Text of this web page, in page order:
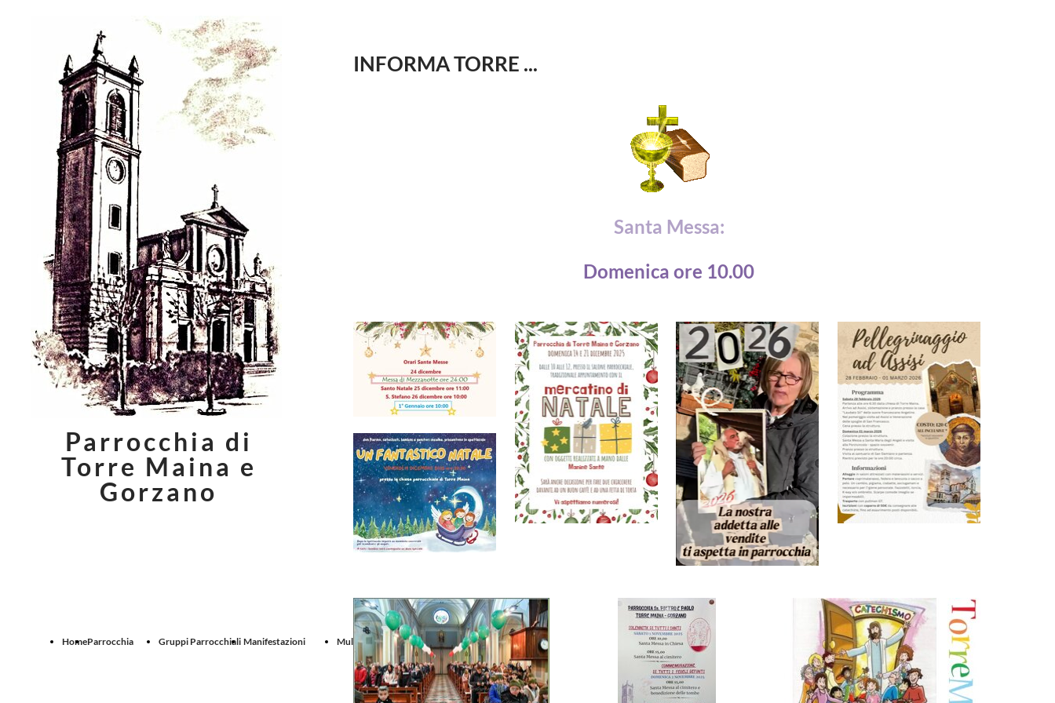
INFORMA TORRE ...
Santa Messa:
Domenica ore 10.00
Parrocchia di
Torre Maina e
Gorzano
HomeParrocchia Gruppi Parrocchiali Manifestazioni Multimedia Donazioni Contatti